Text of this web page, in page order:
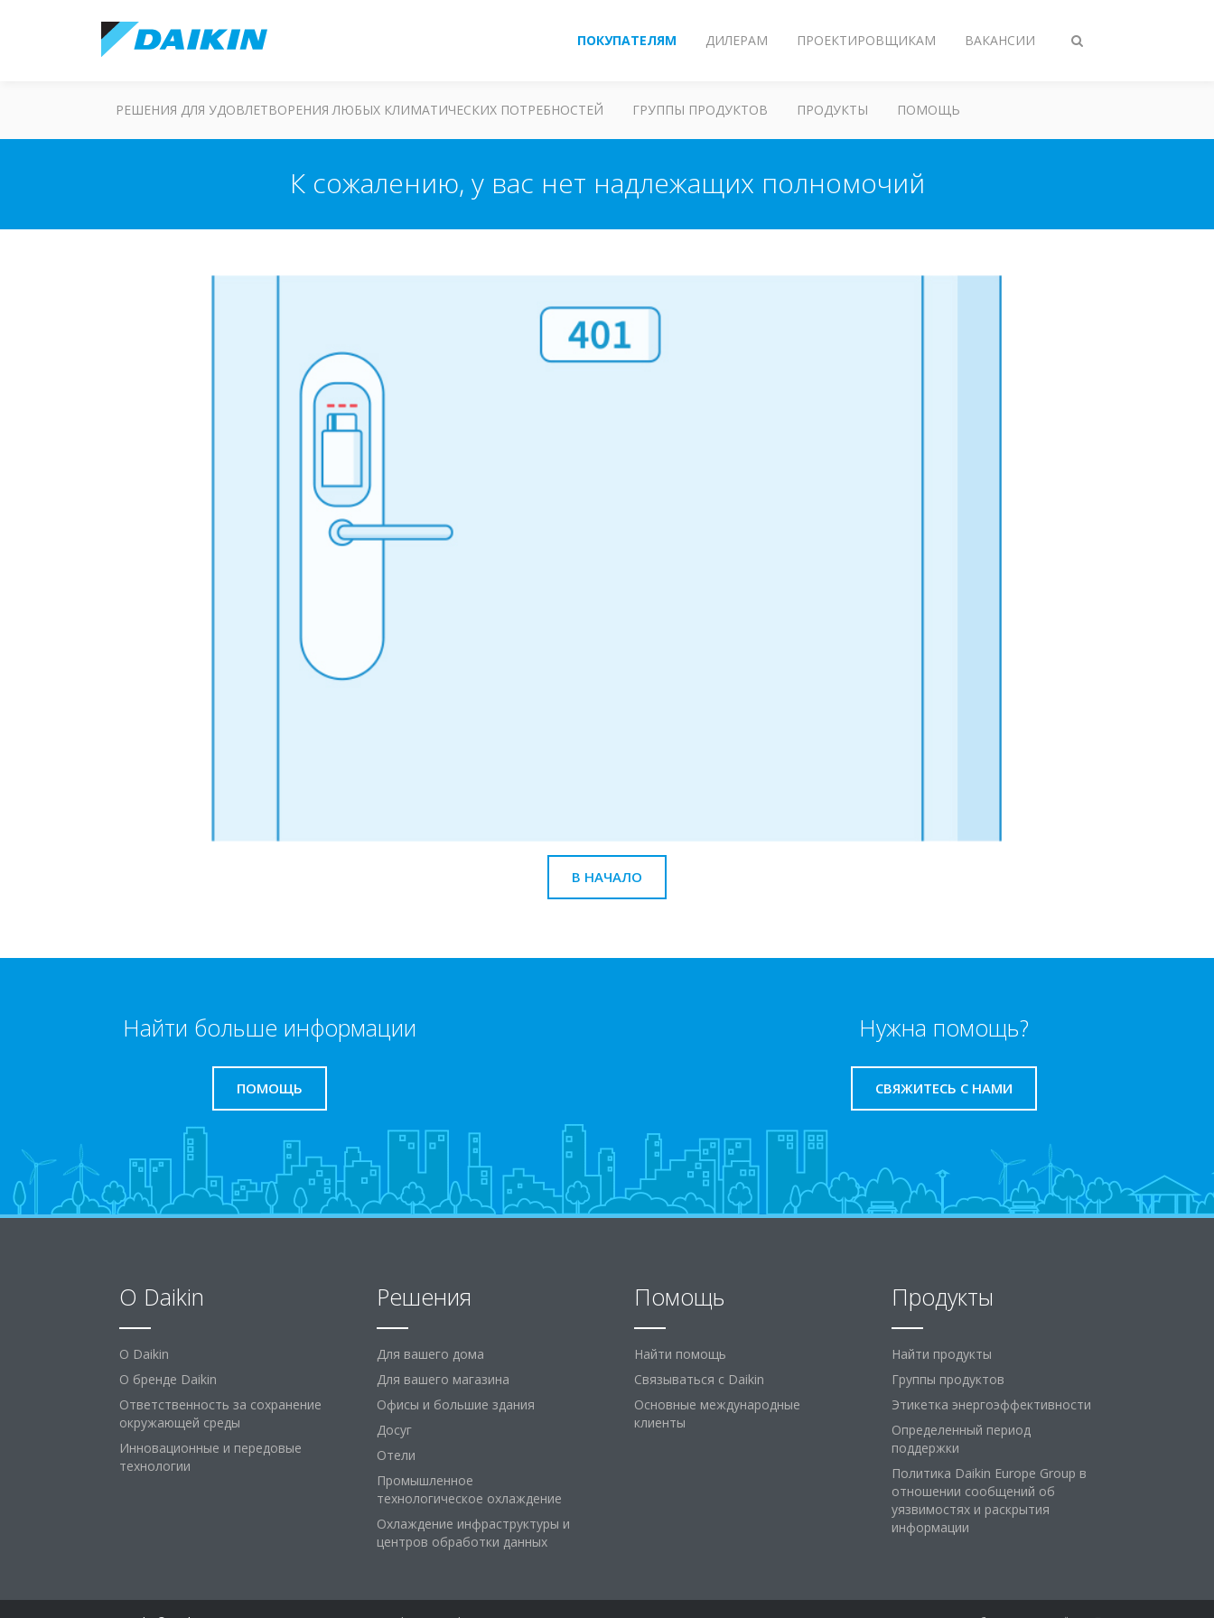
Переключить
ПОКУПАТЕЛЯМ ДИЛЕРАМ ПРОЕКТИРОВЩИКАМ ВАКАНСИИ
РЕШЕНИЯ ДЛЯ УДОВЛЕТВОРЕНИЯ ЛЮБЫХ КЛИМАТИЧЕСКИХ ПОТРЕБНОСТЕЙ ГРУППЫ ПРОДУКТОВ ПРОДУКТЫ ПОМОЩЬ
К сожалению, у вас нет надлежащих полномочий
В НАЧАЛО
Найти больше информации
ПОМОЩЬ
Нужна помощь?
СВЯЖИТЕСЬ С НАМИ
O Daikin
O Daikin
О бренде Daikin
Ответственность за сохранение
окружающей среды
Инновационные и передовые
технологии
Решения
Для вашего дома
Для вашего магазина
Офисы и большие здания
Досуг
Отели
Промышленное
технологическое охлаждение
Охлаждение инфраструктуры и
центров обработки данных
Помощь
Найти помощь
Связываться с Daikin
Основные международные
клиенты
Продукты
Найти продукты
Группы продуктов
Этикетка энергоэффективности
Определенный период
поддержки
Политика Daikin Europe Group в
отношении сообщений об
уязвимостях и раскрытия
информации